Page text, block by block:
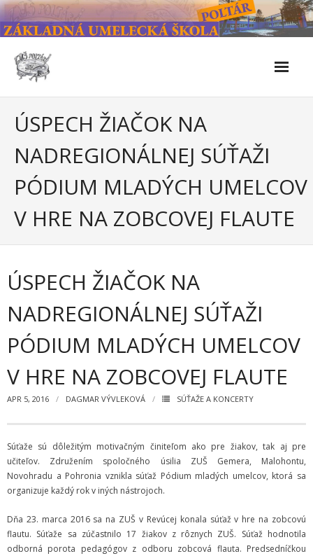
Skip
to
content
- Súčasnosť
- KULTÚRNO-SPOLOČENSKÉ PODUJATIA 2024/2025
Zamestnanci
- Vedenie školy
- Pedagogickí zamestnanci
- Nepedagogickí zamestnanci
zamestnancov
Vyučované odbory
- Výtvarný odbor
ÚSPECH ŽIAČOK NA
NADREGIONÁLNEJ SÚŤAŽI
PÓDIUM MLADÝCH UMELCOV
V HRE NA ZOBCOVEJ FLAUTE
ÚSPECH ŽIAČOK NA
NADREGIONÁLNEJ SÚŤAŽI
PÓDIUM MLADÝCH UMELCOV
V HRE NA ZOBCOVEJ FLAUTE
APR 5, 2016 DAGMAR VÝVLEKOVÁ SÚŤAŽE A KONCERTY
Súťaže sú dôležitým motivačným činiteľom ako pre žiakov, tak aj pre
učiteľov. Združením spoločného úsilia ZUŠ Gemera, Malohontu,
Novohradu a Pohronia vznikla súťaž Pódium mladých umelcov, ktorá sa
organizuje každý rok v iných nástrojoch.
Dňa 23. marca 2016 sa na ZUŠ v Revúcej konala súťaž v hre na zobcovú
flautu. Súťaže sa zúčastnilo 17 žiakov z rôznych ZUŠ. Súťaž hodnotila
odborná porota pedagógov z odboru zobcová flauta. Predsedníčkou